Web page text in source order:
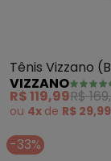
Tênis Vizzano
Azul e Rosa) em
VIZZANO
R$ 119,99R$
ou 4x de R$ 29,99
-33%